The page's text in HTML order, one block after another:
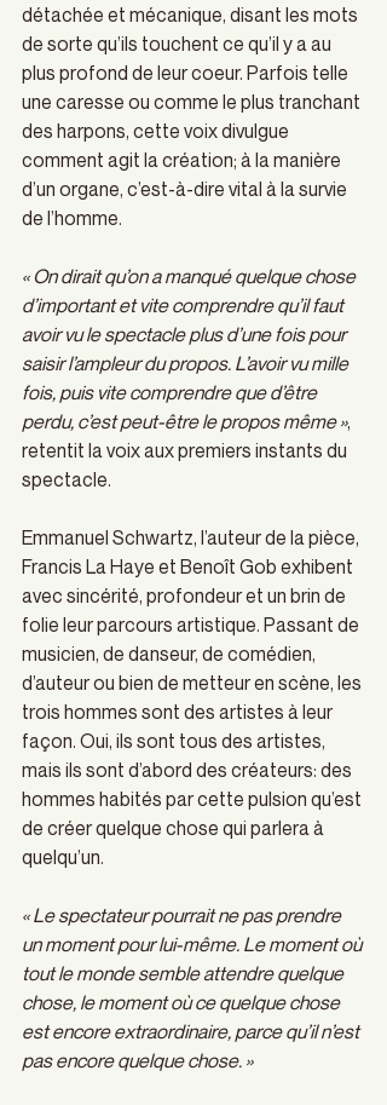
détachée et mécanique, disant les mots
de sorte qu’ils touchent ce qu’il y a au
plus profond de leur coeur. Parfois telle
une caresse ou comme le plus tranchant
des harpons, cette voix divulgue
comment agit la création; à la manière
d’un organe, c’est-à-dire vital à la survie
de l’homme.
« On dirait qu’on a manqué quelque chose
d’important et vite comprendre qu’il faut
avoir vu le spectacle plus d’une fois pour
saisir l’ampleur du propos. L’avoir vu mille
fois, puis vite comprendre que d’être
perdu, c’est peut-être le propos même »,
retentit la voix aux premiers instants du
spectacle.
Emmanuel Schwartz, l’auteur de la pièce,
Francis La Haye et Benoît Gob exhibent
avec sincérité, profondeur et un brin de
folie leur parcours artistique. Passant de
musicien, de danseur, de comédien,
d’auteur ou bien de metteur en scène, les
trois hommes sont des artistes à leur
façon. Oui, ils sont tous des artistes,
mais ils sont d’abord des créateurs: des
hommes habités par cette pulsion qu’est
de créer quelque chose qui parlera à
quelqu’un.
« Le spectateur pourrait ne pas prendre
un moment pour lui-même. Le moment où
tout le monde semble attendre quelque
chose, le moment où ce quelque chose
est encore extraordinaire, parce qu’il n’est
pas encore quelque chose. »